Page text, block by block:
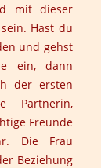
mit dieser
Hast du
und gehst
ein, dann
der ersten
Partnerin,
Freunde
Die Frau
Beziehung